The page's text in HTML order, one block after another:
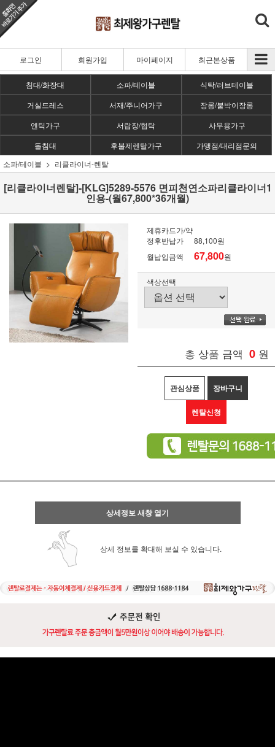
로그인 회원가입 마이페이지 최근본상품
침대/화장대 소파/테이블
식탁/러브테이블
거실드레스
서재/주니어가구
장롱/붙박이장롱
엔틱가구
서랍장/협탁
사무용가구
돌침대
후불제렌탈가구
가맹점/대리점문의
소파/테이블
리클라이너-렌탈
[리클라이너렌탈]-[KLG]5289-5576 면피천연소파리클라이너1
인용-(월67,800*36개월)
제휴카드가/약
정후반납가
88,100원
월납입금액
67,800원
색상선택
총 상품 금액 0 원
관심상품 장바구니
렌탈신청
상세정보 새창 열기
상세 정보를 확대해 보실 수 있습니다.